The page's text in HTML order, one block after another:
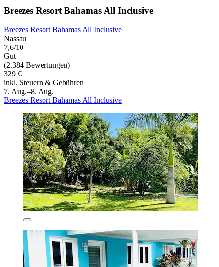
Breezes Resort Bahamas All Inclusive
Breezes Resort Bahamas All Inclusive
Nassau
7,6/10
Gut
(2.384 Bewertungen)
329 €
inkl. Steuern & Gebühren
7. Aug.–8. Aug.
Breezes Resort Bahamas All Inclusive